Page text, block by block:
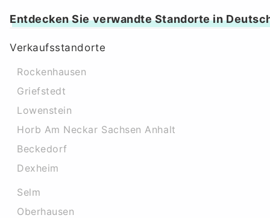
Entdecken Sie verwandte Standorte in
Verkaufsstandorte
Rockenhausen
Griefstedt
Lowenstein
Horb Am Neckar Sachsen Anhalt
Beckedorf
Dexheim
Selm
Oberhausen